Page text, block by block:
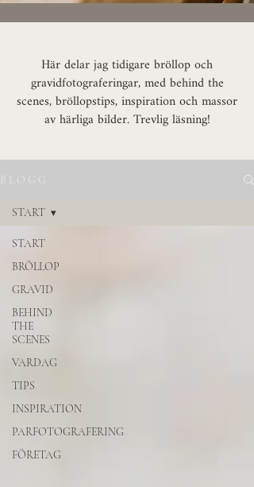
Här delar jag tidigare bröllop och
gravidfotograferingar, med behind the
scenes, bröllopstips, inspiration och massor
av härliga bilder. Trevlig läsning!
B L O G G
START
BRÖLLOP
GRAVID
BEHIND
THE
SCENES
VARDAG
TIPS
INSPIRATION
PARFOTOGRAFERING
FÖRETAG
START